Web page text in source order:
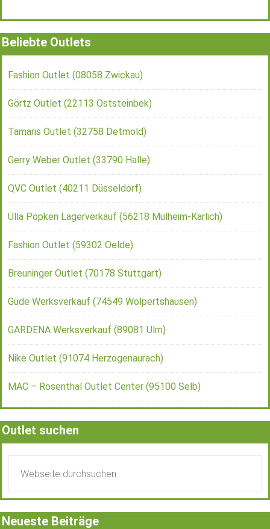
Beliebte Outlets
Fashion Outlet (08058 Zwickau)
Görtz Outlet (22113 Oststeinbek)
Tamaris Outlet (32758 Detmold)
Gerry Weber Outlet (33790 Halle)
QVC Outlet (40211 Düsseldorf)
Ulla Popken Lagerverkauf (56218 Mülheim-Kärlich)
Fashion Outlet (59302 Oelde)
Breuninger Outlet (70178 Stuttgart)
Güde Werksverkauf (74549 Wolpertshausen)
GARDENA Werksverkauf (89081 Ulm)
Nike Outlet (91074 Herzogenaurach)
MAC – Rosenthal Outlet Center (95100 Selb)
Outlet suchen
Neueste Beiträge